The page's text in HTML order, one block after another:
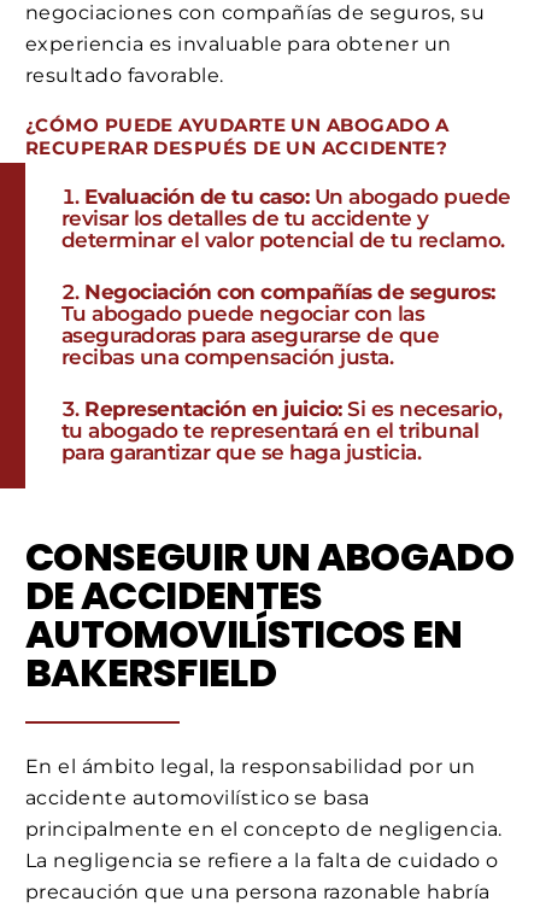
negociaciones con compañías de seguros, su
experiencia es invaluable para obtener un
resultado favorable.
¿CÓMO PUEDE AYUDARTE UN ABOGADO A
RECUPERAR DESPUÉS DE UN ACCIDENTE?
Evaluación de tu caso:Un abogado puede
revisar los detalles de tu accidente y
determinar el valor potencial de tu reclamo.
Negociación con compañías de seguros:
Tu abogado puede negociar con las
aseguradoras para asegurarse de que
recibas una compensación justa.
Representación en juicio:Si es necesario,
tu abogado te representará en el tribunal
para garantizar que se haga justicia.
CONSEGUIR UN ABOGADO
DE ACCIDENTES
AUTOMOVILÍSTICOS EN
BAKERSFIELD
En el ámbito legal, la responsabilidad por un
accidente automovilístico se basa
principalmente en el concepto de negligencia.
La negligencia se refiere a la falta de cuidado o
precaución que una persona razonable habría